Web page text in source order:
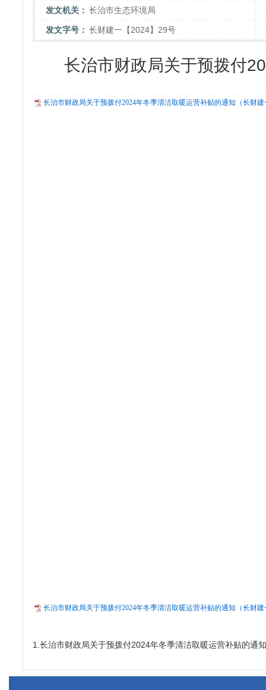
发文机关： 长治市生态环境局
发文字号： 长财建一【2024】29号
长治市财政局关于预拨付
长治市财政局关于预拨付2024年冬季清洁取暖运营补贴的通知（长财建
长治市财政局关于预拨付2024年冬季清洁取暖运营补贴的通知（长财建
1. 长治市财政局关于预拨付2024年冬季清洁取暖运营补贴的通